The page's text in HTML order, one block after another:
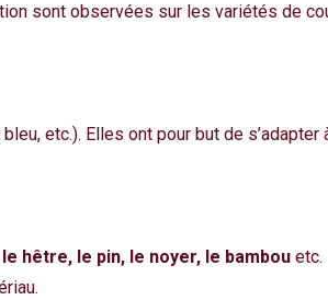
sont observées sur les variétés de
etc.). Elles ont pour but de s’adapter
hêtre, le pin, le noyer, le bambou etc.